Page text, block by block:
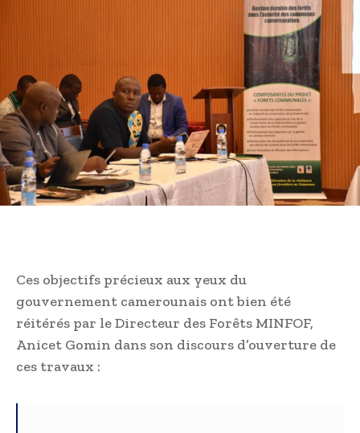
Ces objectifs précieux aux yeux du
gouvernement camerounais ont bien été
réitérés par le Directeur des Forêts MINFOF,
Anicet Gomin dans son discours d’ouverture de
ces travaux :